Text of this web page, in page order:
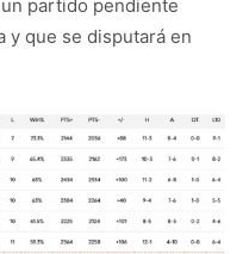
partido pendiente
y que se disputará en